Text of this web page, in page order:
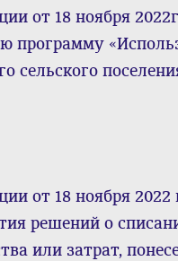
от 18 ноября
программу
сельского
от 18 ноября
решений о
или затрат,